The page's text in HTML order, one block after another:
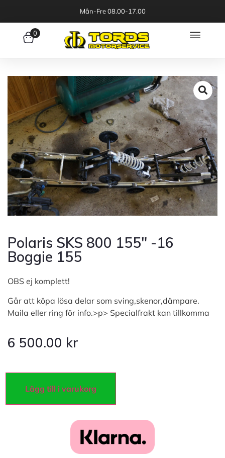
Mån-Fre 08.00-17.00
0
Polaris SKS 800 155″ -16
Boggie 155
OBS ej komplett!
Går att köpa lösa delar som sving,skenor,dämpare.
Maila eller ring för info.>p> Specialfrakt kan tillkomma
6 500.00 kr
Lägg till i varukorg